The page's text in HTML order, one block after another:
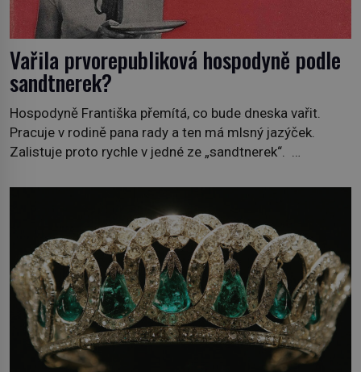
Vařila prvorepubliková hospodyně podle
sandtnerek?
Hospodyně Františka přemítá, co bude dneska vařit.
Pracuje v rodině pana rady a ten má mlsný jazýček.
Zalistuje proto rychle v jedné ze „sandtnerek“.
povzdechne si směrem ke služce, kterou má v kuchyni k
ruce. Ještě v prvních letech nové republiky fungoval kvůli
nedostatku zboží přídělový systém. […]